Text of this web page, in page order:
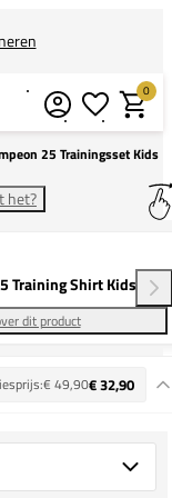
0
25 Trainingsset Kids
het?
Training Shirt Kids
dit product
€ 49,90€ 32,90